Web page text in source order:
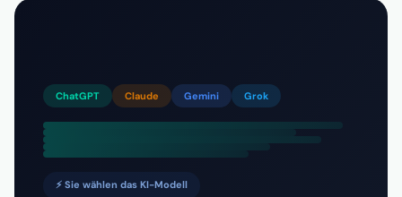
ChatGPT Claude Gemini Grok
⚡ Sie wählen das KI-Modell